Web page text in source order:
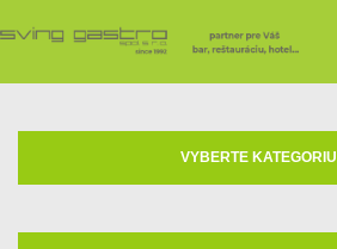
VYBERTE KATEGORIU